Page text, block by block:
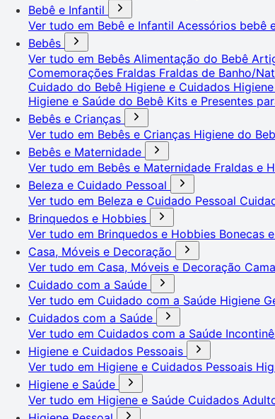
Bebê e Infantil
Ver tudo em Bebê e Infantil Acessórios bebê
Bebês
Ver tudo em Bebês Alimentação do Bebê
Comemorações Fraldas Fraldas de Banho/
Cuidado do Bebê Higiene e Cuidados
Higiene e Saúde do Bebê Kits e Presentes
Bebês e Crianças
Ver tudo em Bebês e Crianças Higiene do
Bebês e Maternidade
Ver tudo em Bebês e Maternidade Fraldas e
Beleza e Cuidado Pessoal
Ver tudo em Beleza e Cuidado Pessoal
Brinquedos e Hobbies
Ver tudo em Brinquedos e Hobbies Bonecas
Casa, Móveis e Decoração
Ver tudo em Casa, Móveis e Decoração
Cuidado com a Saúde
Ver tudo em Cuidado com a Saúde Higiene
Cuidados com a Saúde
Ver tudo em Cuidados com a Saúde
Higiene e Cuidados Pessoais
Ver tudo em Higiene e Cuidados Pessoais
Higiene e Saúde
Ver tudo em Higiene e Saúde Cuidados